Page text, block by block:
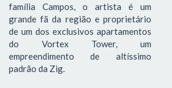
família Campos, o artista é um
grande fã da região e proprietário
de um dos exclusivos apartamentos
do Vortex Tower, um
empreendimento de altíssimo
padrão da Zig.